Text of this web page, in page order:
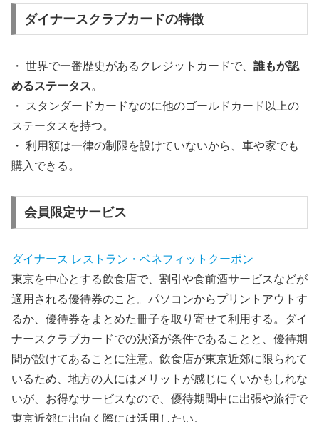
ダイナースクラブカードの特徴
・ 世界で一番歴史があるクレジットカードで、 誰もが認
めるステータス。
・ スタンダードカードなのに他のゴールドカード以上の
ステータスを持つ。
・ 利用額は一律の制限を設けていないから、車や家でも
購入できる。
会員限定サービス
ダイナース レストラン・ベネフィットクーポン
東京を中心とする飲食店で、割引や食前酒サービスなどが
適用される優待券のこと。パソコンからプリントアウトす
るか、優待券をまとめた冊子を取り寄せて利用する。ダイ
ナースクラブカードでの決済が条件であることと、優待期
間が設けてあることに注意。飲食店が東京近郊に限られて
いるため、地方の人にはメリットが感じにくいかもしれな
いが、お得なサービスなので、優待期間中に出張や旅行で
東京近郊に出向く際には活用したい。